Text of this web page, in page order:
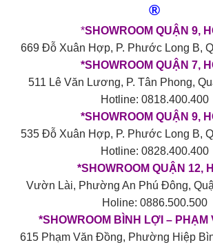
®
*SHOWROOM QUẬN 9,
669 Đỗ Xuân Hợp, P. Phước Long B,
*SHOWROOM QUẬN 7,
511 Lê Văn Lương, P. Tân Phong,
Hotline: 0818.400.400
*SHOWROOM QUẬN 9,
535 Đỗ Xuân Hợp, P. Phước Long B,
Hotline: 0828.400.400
*SHOWROOM QUẬN 12,
Vườn Lài, Phường An Phú Đông,
Holine: 0886.500.500
*SHOWROOM BÌNH LỢI – PHẠM
615 Phạm Văn Đồng, Phường Hiệp